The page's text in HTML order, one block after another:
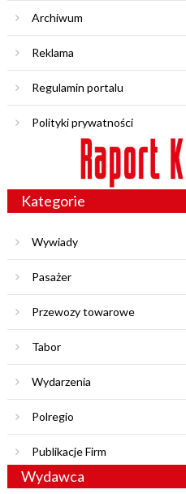
Archiwum
Reklama
Regulamin portalu
Polityki prywatności
Kategorie
Wywiady
Pasażer
Przewozy towarowe
Tabor
Wydarzenia
Polregio
Publikacje Firm
Wydawca